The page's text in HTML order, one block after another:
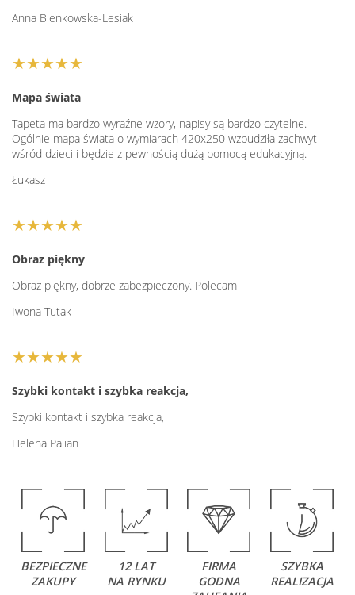
Anna Bienkowska-Lesiak
★★★★★
Mapa świata
Tapeta ma bardzo wyraźne wzory, napisy są bardzo czytelne.
Ogólnie mapa świata o wymiarach 420x250 wzbudziła zachwyt
wśród dzieci i będzie z pewnością dużą pomocą edukacyjną.
Łukasz
★★★★★
Obraz piękny
Obraz piękny, dobrze zabezpieczony. Polecam
Iwona Tutak
★★★★★
Szybki kontakt i szybka reakcja,
Szybki kontakt i szybka reakcja,
Helena Palian
BEZPIECZNE
ZAKUPY
12 LAT
NA RYNKU
FIRMA
GODNA
SZYBKA
REALIZACJA